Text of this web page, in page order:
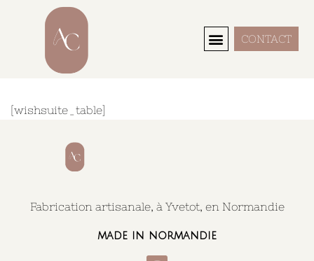
CONTACT
[wishsuite_table]
Fabrication artisanale, à Yvetot, en Normandie
made in normandie